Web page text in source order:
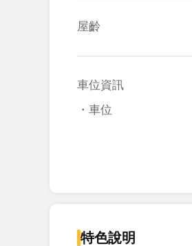
屋齡
車位資訊
・車位
特色說明